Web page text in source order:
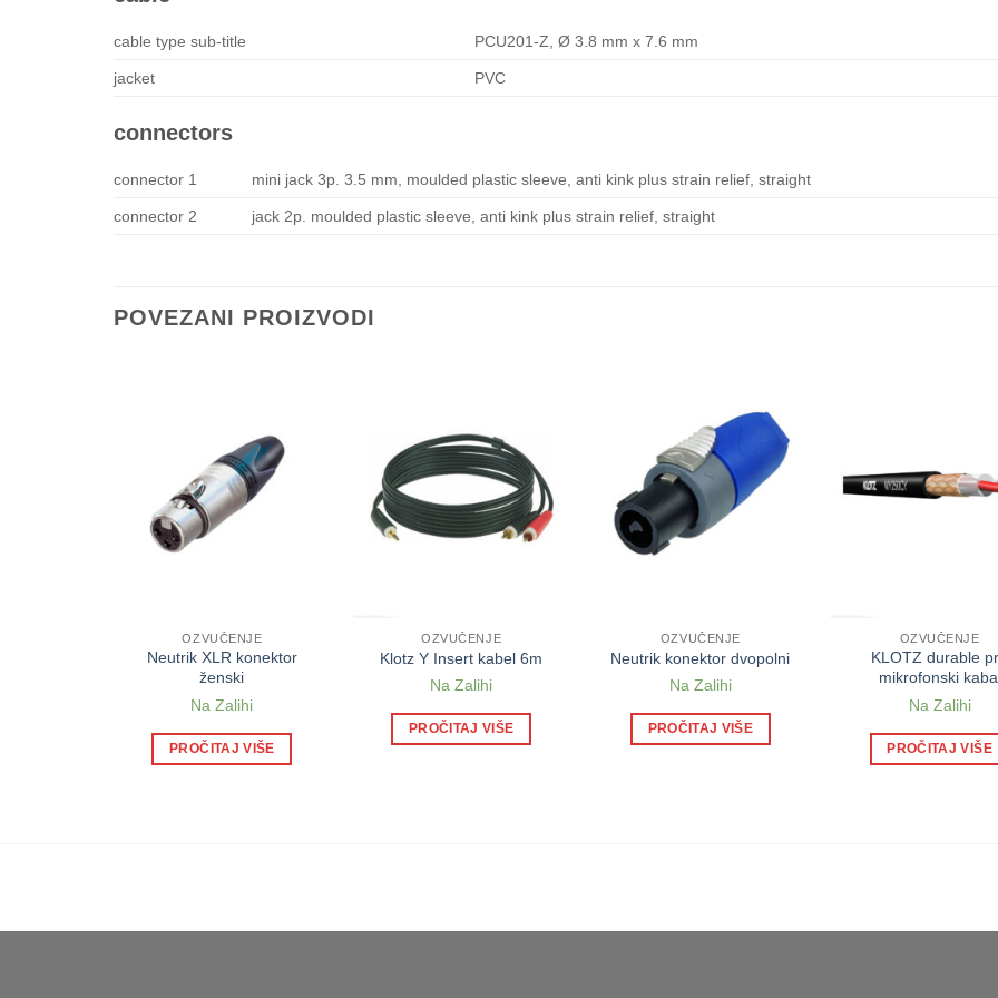
cable type sub-title PCU201-Z, Ø 3.8 mm x 7.6 mm
jacket PVC
connectors
connector 1 mini jack 3p. 3.5 mm, moulded plastic sleeve, anti kink plus strain relief, straight
connector 2 jack 2p. moulded plastic sleeve, anti kink plus strain relief, straight
POVEZANI PROIZVODI
OZVUČENJE
Neutrik XLR konektor
ženski
Na Zalihi
PROČITAJ VIŠE
OZVUČENJE
Klotz Y Insert kabel 6m
Na Zalihi
PROČITAJ VIŠE
OZVUČENJE
Neutrik konektor dvopolni
Na Zalihi
PROČITAJ VIŠE
OZVUČENJE
KLOTZ durable
mikrofonski
Na Zalihi
PROČITAJ VIŠE